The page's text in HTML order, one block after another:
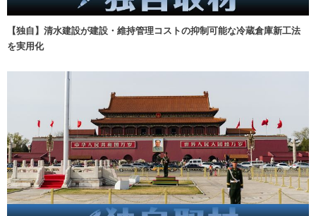
【独自】清水建設が建設・維持管理コストの抑制可能な冷蔵倉庫新工法
を実用化